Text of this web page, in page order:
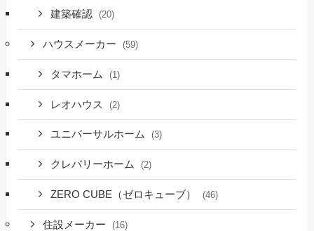
建築確認 (20)
ハウスメーカー (59)
タマホーム (1)
レオハウス (2)
ユニバーサルホーム (3)
クレバリーホーム (2)
ZERO CUBE（ゼロキューブ） (46)
住設メーカー (16)